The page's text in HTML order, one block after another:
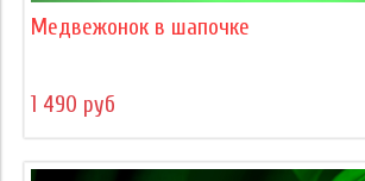
Медвежонок в шапочке
1 490 руб